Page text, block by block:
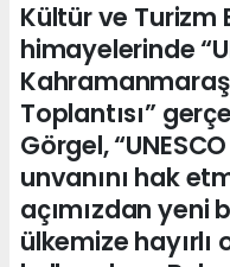
Kültür ve Turizm
himayelerinde
Kahramanmaraş
Toplantısı”
Görgel,
unvanını hak
açımızdan yeni
ülkemize hayırlı